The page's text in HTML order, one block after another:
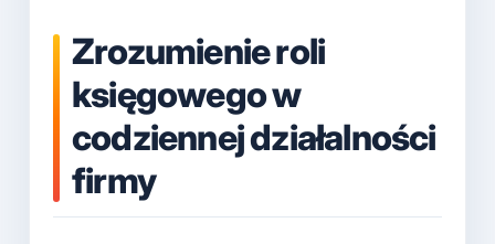
Zrozumienie roli
księgowego w
codziennej działalności
firmy